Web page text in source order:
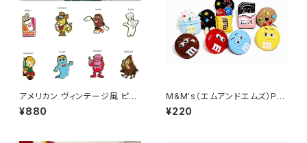
アメリカン ヴィンテージ風 ピン
ズ（ピンバッジ）キャラクター
¥880
M&M's（エムアンドエムズ）PV
C立体ピンバッジ
¥220